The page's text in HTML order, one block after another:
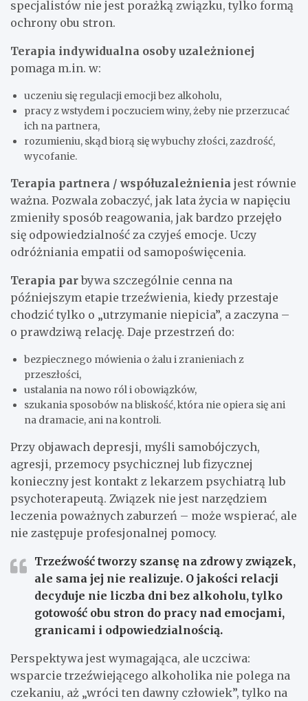
specjalistów nie jest porażką związku, tylko formą
ochrony obu stron.
Terapia indywidualna osoby uzależnionej
pomaga m.in. w:
uczeniu się regulacji emocji bez alkoholu,
pracy z wstydem i poczuciem winy, żeby nie przerzucać
ich na partnera,
rozumieniu, skąd biorą się wybuchy złości, zazdrość,
wycofanie.
Terapia partnera / współuzależnienia jest równie
ważna. Pozwala zobaczyć, jak lata życia w napięciu
zmieniły sposób reagowania, jak bardzo przejęło
się odpowiedzialność za czyjeś emocje. Uczy
odróżniania empatii od samopoświęcenia.
Terapia parbywa szczególnie cenna na
późniejszym etapie trzeźwienia, kiedy przestaje
chodzić tylko o „utrzymanie niepicia”, a zaczyna –
o prawdziwą relację. Daje przestrzeń do:
bezpiecznego mówienia o żalu i zranieniach z
przeszłości,
ustalania na nowo ról i obowiązków,
szukania sposobów na bliskość, która nie opiera się ani
na dramacie, ani na kontroli.
Przy objawach depresji, myśli samobójczych,
agresji, przemocy psychicznej lub fizycznej
konieczny jest kontakt z lekarzem psychiatrą lub
psychoterapeutą. Związek nie jest narzędziem
leczenia poważnych zaburzeń – może wspierać, ale
nie zastępuje profesjonalnej pomocy.
Trzeźwość tworzy szansę na zdrowy związek,
ale sama jej nie realizuje. O jakości relacji
decyduje nie liczba dni bez alkoholu, tylko
gotowość obu stron do pracy nad emocjami,
granicami i odpowiedzialnością.
Perspektywa jest wymagająca, ale uczciwa:
wsparcie trzeźwiejącego alkoholika nie polega na
czekaniu, aż „wróci ten dawny człowiek”, tylko na